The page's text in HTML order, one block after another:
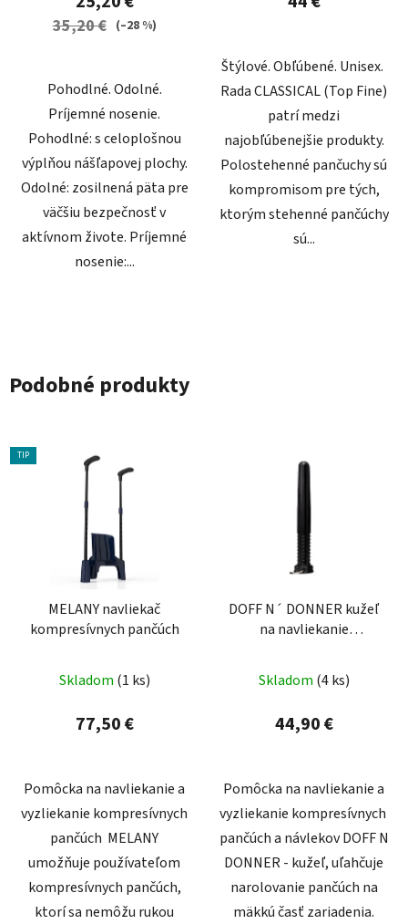
35,20 € (–28 %)
Pohodlné. Odolné.
Príjemné nosenie.
Pohodlné: s celoplošnou
výplňou nášľapovej plochy.
Odolné: zosilnená päta pre
väčšiu bezpečnosť v
aktívnom živote. Príjemné
nosenie:...
Štýlové. Obľúbené. Unisex.
Rada CLASSICAL (Top Fine)
patrí medzi
najobľúbenejšie produkty.
Polostehenné pančuchy sú
kompromisom pre tých,
ktorým stehenné pančúchy
sú...
Podobné produkty
TIP
MELANY navliekač
kompresívnych pančúch
Skladom (1 ks)
77,50 €
Pomôcka na navliekanie a
vyzliekanie kompresívnych
pančúch MELANY
umožňuje používateľom
kompresívnych pančúch,
ktorí sa nemôžu rukou
DOFF N´ DONNER kužeľ
na navliekanie
Skladom (4 ks)
44,90 €
Pomôcka na navliekanie a
vyzliekanie kompresívnych
pančúch a návlekov DOFF N
DONNER - kužeľ, uľahčuje
narolovanie pančúch na
mäkkú časť zariadenia.